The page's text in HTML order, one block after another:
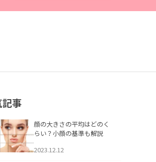
事
顔の大きさの平均はどのく
らい？小顔の基準も解説
2023.12.12